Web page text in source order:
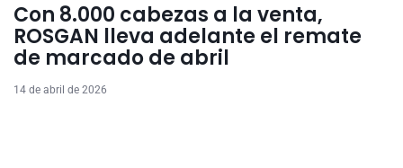
Con 8.000 cabezas a la venta,
ROSGAN lleva adelante el remate
de marcado de abril
14 de abril de 2026